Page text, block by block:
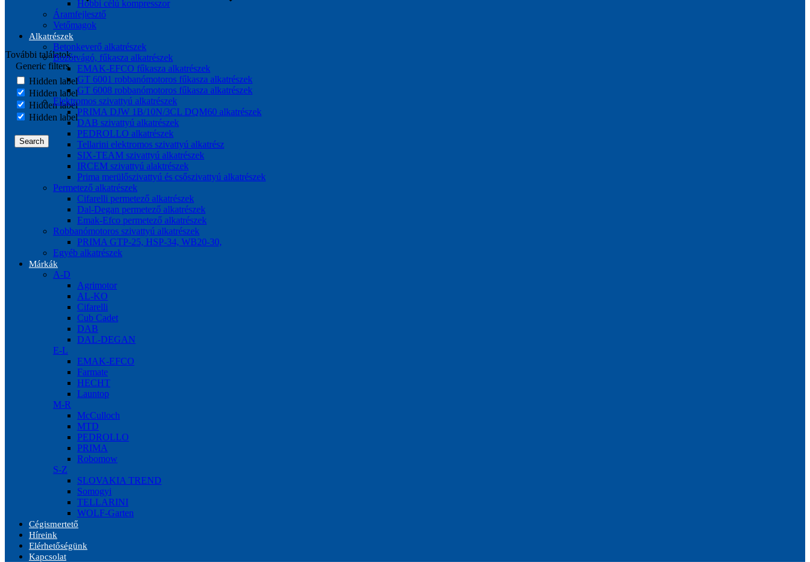
További találatok...
Generic filters
Hidden label
Hidden label
Hidden label
Hidden label
Search
Hobbi célú kompresszor
Áramfejlesztő
Vetőmagok
Alkatrészek
Betonkeverő alkatrészek
Bozótvágó, fűkasza alkatrészek
EMAK-EFCO fűkasza alkatrészek
GT 6001 robbanómotoros fűkasza alkatrészek
GT 6008 robbanómotoros fűkasza alkatrészek
Elektromos szivattyú alkatrészek
PRIMA DJW 1B/10N/3CL DQM60 alkatrészek
DAB szivattyú alkatrészek
PEDROLLO alkatrészek
Tellarini elektromos szivattyú alkatrész
SIX-TEAM szivattyú alkatrészek
IRCEM szivattyú alaktrészek
Prima merülőszivattyú és csőszivattyú alkatrészek
Permetező alkatrészek
Cifarelli permetező alkatrészek
Dal-Degan permetező alkatrészek
Emak-Efco permetező alkatrészek
Robbanómotoros szivattyú alkatrészek
PRIMA GTP-25, HSP-34, WB20-30,
Egyéb alkatrészek
Márkák
A-D
Agrimotor
AL-KO
Cifarelli
Cub Cadet
DAB
DAL-DEGAN
E-L
EMAK-EFCO
Farmate
HECHT
Launtop
M-R
McCulloch
MTD
PEDROLLO
PRIMA
Robomow
S-Z
SLOVAKIA TREND
Somogyi
TELLARINI
WOLF-Garten
Cégismertető
Híreink
Elérhetőségünk
Kapcsolat